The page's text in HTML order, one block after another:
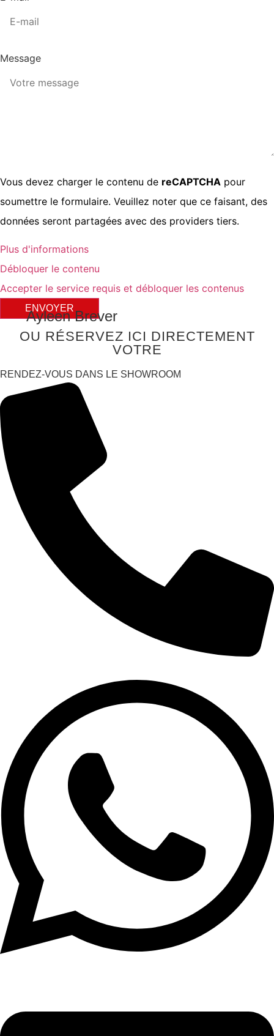
Message
Vous devez charger le contenu de reCAPTCHA pour
soumettre le formulaire. Veuillez noter que ce faisant, des
données seront partagées avec des providers tiers.
Plus d'informations
Débloquer le contenu
Accepter le service requis et débloquer les contenus
ENVOYER
OU RÉSERVEZ ICI DIRECTEMENT
VOTRE
RENDEZ-VOUS DANS LE SHOWROOM
Ayleen Brever